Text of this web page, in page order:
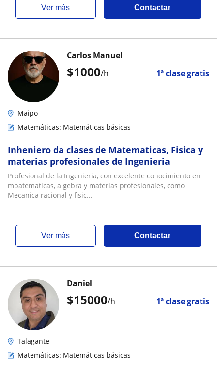
ver más Contactar
$1000/h 1ª clase gratis
Carlos Manuel
Maipo
Matemáticas: Matemáticas básicas
Inheniero da clases de Matematicas, Fisica y
materias profesionales de Ingenieria
Profesional de la Ingenieria, con excelente conocimiento en
mpatematicas, algebra y materias profesionales, como
Mecanica racional y fisic...
ver más Contactar
$15000/h 1ª clase gratis
Daniel
Talagante
Matemáticas: Matemáticas básicas